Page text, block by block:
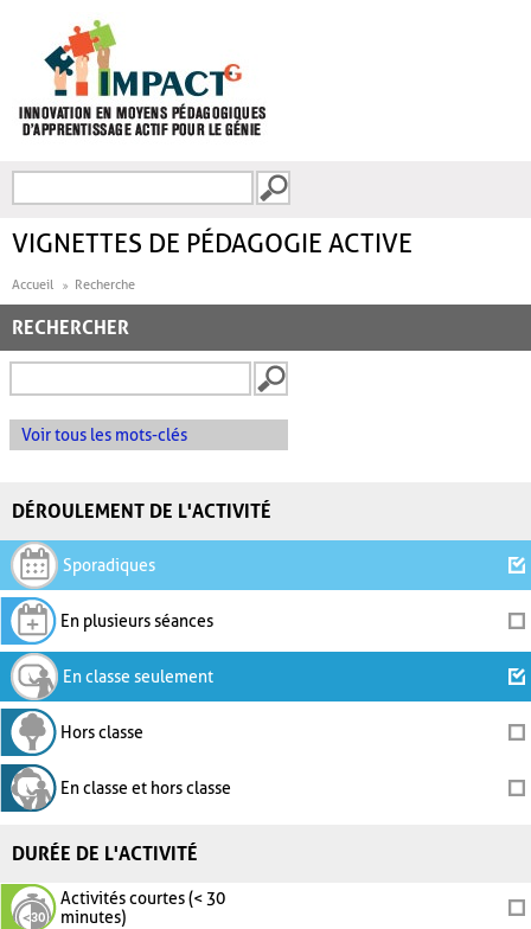
FORMULAIRE DE
VIGNETTES DE PÉDAGOGIE ACTIVE
Accueil Recherche
RECHERCHER
Voir tous les mots-clés
DÉROULEMENT DE L'ACTIVITÉ
Sporadiques
En plusieurs séances
En classe seulement
Hors classe
En classe et hors classe
DURÉE DE L'ACTIVITÉ
Activités courtes (< 30
minutes)